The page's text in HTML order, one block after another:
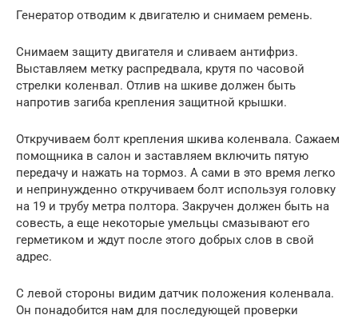
Генератор отводим к двигателю и снимаем ремень.
Снимаем защиту двигателя и сливаем антифриз.
Выставляем метку распредвала, крутя по часовой
стрелки коленвал. Отлив на шкиве должен быть
напротив загиба крепления защитной крышки.
Откручиваем болт крепления шкива коленвала. Сажаем
помощника в салон и заставляем включить пятую
передачу и нажать на тормоз. А сами в это время легко
и непринужденно откручиваем болт используя головку
на 19 и трубу метра полтора. Закручен должен быть на
совесть, а еще некоторые умельцы смазывают его
герметиком и ждут после этого добрых слов в свой
адрес.
С левой стороны видим датчик положения коленвала.
Он понадобится нам для последующей проверки